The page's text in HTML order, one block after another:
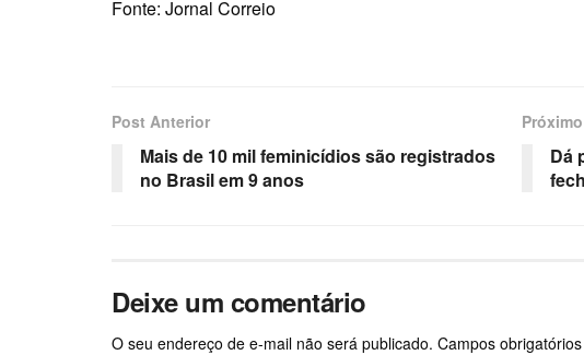
Fonte: Jornal Correio
Post Anterior
Mais de 10 mil feminicídios são registrados
no Brasil em 9 anos
Dá
Deixe um comentário
O seu endereço de e-mail não será publicado. Campos